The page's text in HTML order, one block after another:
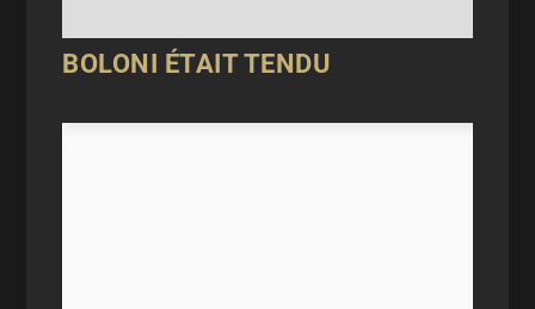
BOLONI ÉTAIT TENDU